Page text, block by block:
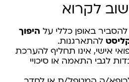
לקרוא
באופן כללי על היפוך
להתארגנות.
אישי, אינו תחליף להערכת
לגבי התאמה או סיכויי